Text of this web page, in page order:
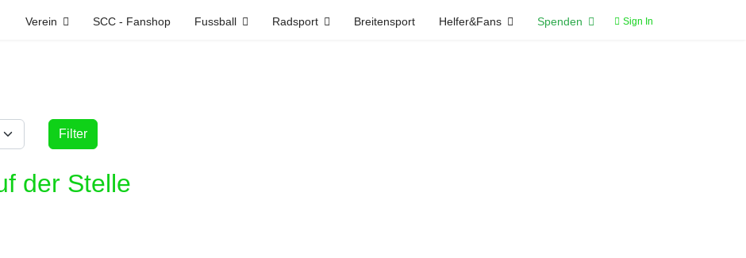
Verein SCC - Fanshop Fussball Radsport Breitensport Helfer&Fans Spenden Sign In
Filter
der Stelle